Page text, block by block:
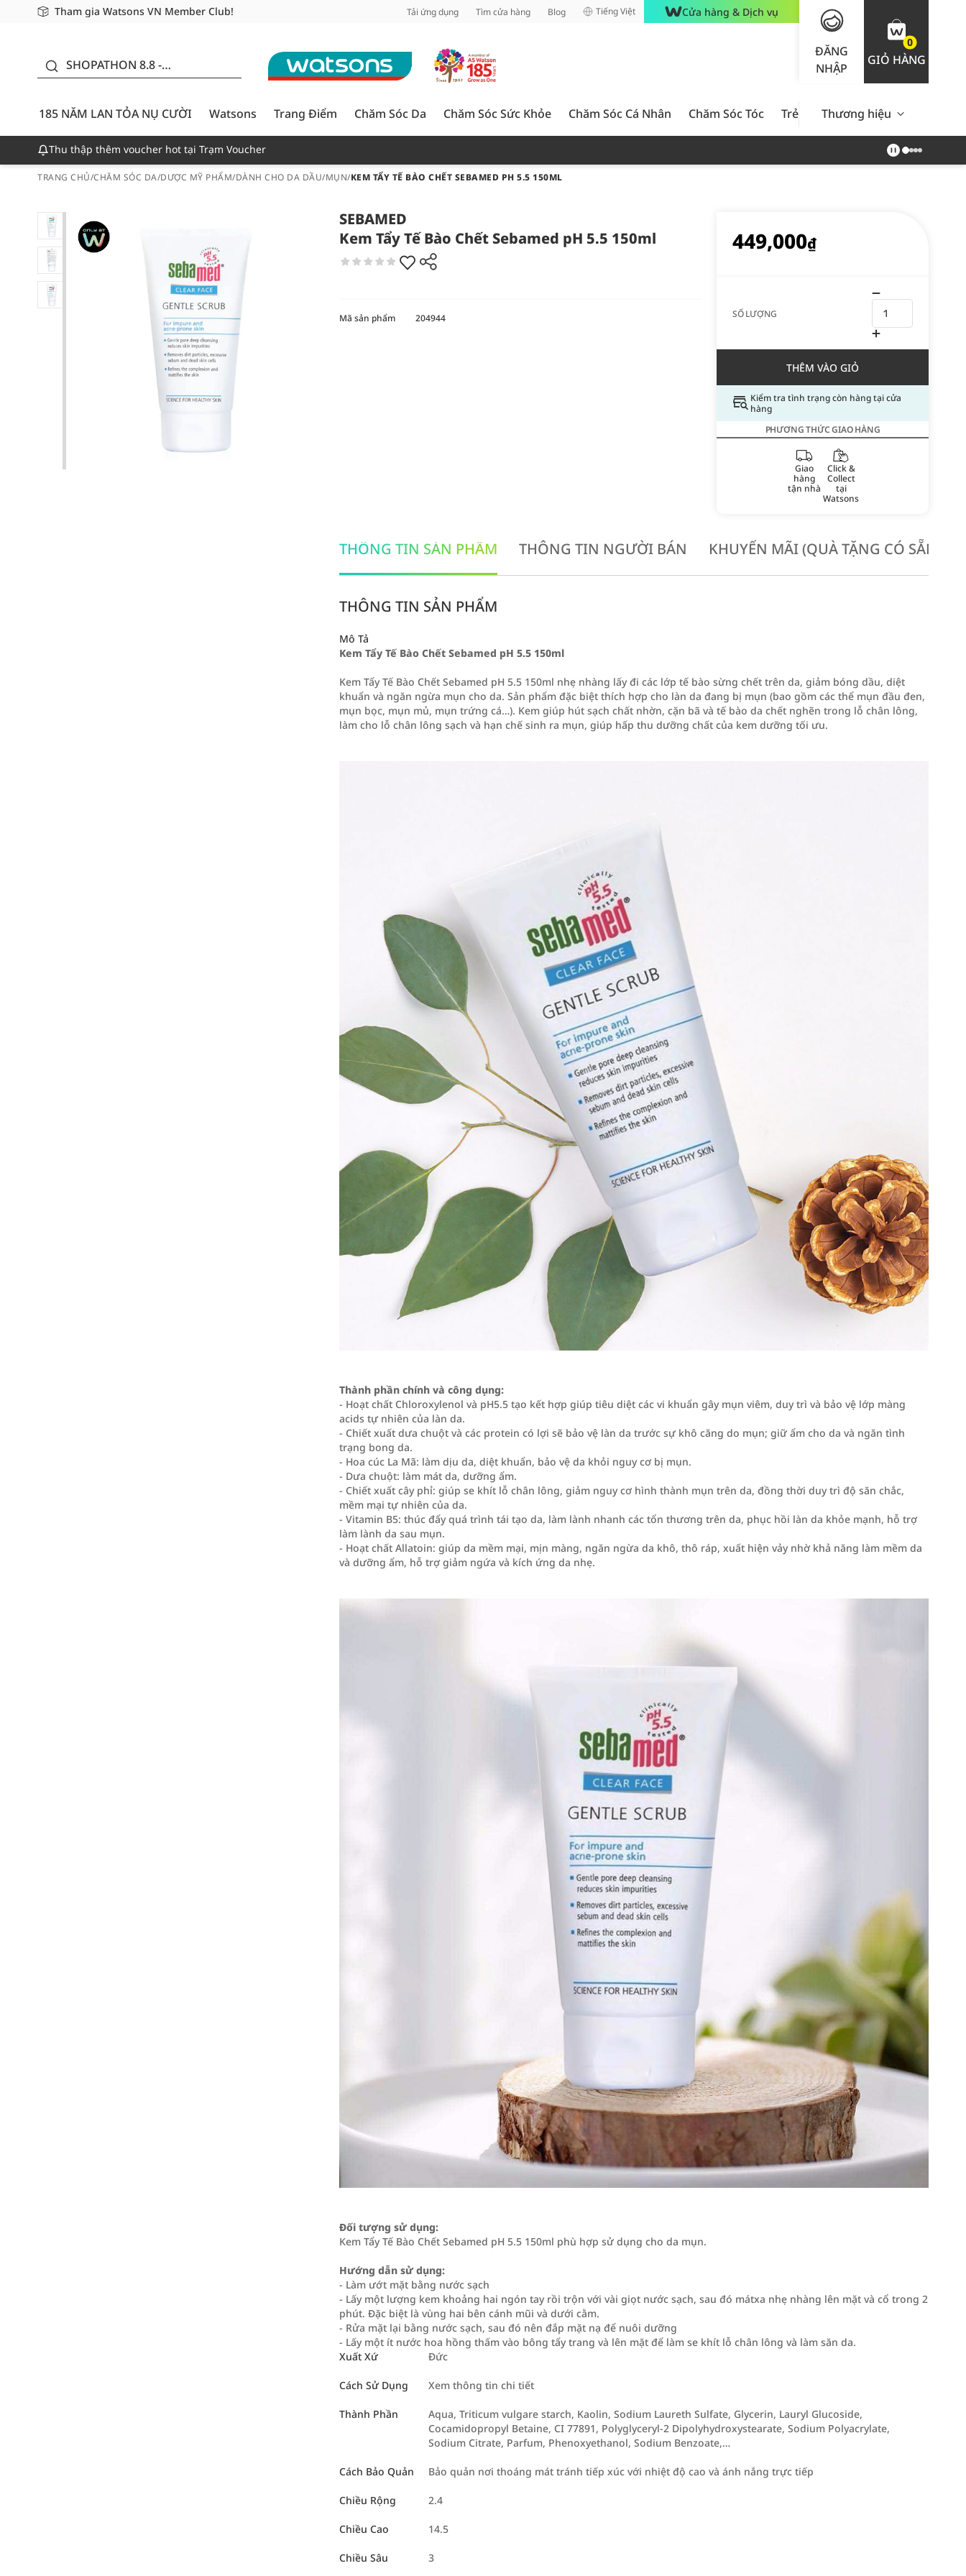
Tham gia Watsons VN Member Club!
Miễn phí giao hàng cho đơn hàng từ 249,000Đ
Giao hàng nhanh 24h - Áp dụng khu vực TP. Hồ Chí Minh Tải ứng dụng Tìm cửa hàng Blog Tiếng Việt Cửa hàng & Dịch vụ
ĐĂNG
NHẬP
0
GIỎ HÀNG
SHOPATHON 8.8 -
CƯỜI - GIẢM ĐẾN
50%
185 NĂM LAN TỎA NỤ CƯỜI
Watsons Trang Điểm Chăm Sóc Da Chăm Sóc Sức Khỏe Chăm Sóc Cá Nhân Chăm Sóc Tóc Trẻ Em Nam Giới Chăm Sóc
Thương hiệu
Thu thập thêm voucher hot tại Trạm Voucher
TRANG CHỦ/CHĂM SÓC DA/DƯỢC MỸ PHẨM/DÀNH CHO DA DẦU/MỤN/KEM TẨY TẾ BÀO CHẾT SEBAMED PH 5.5 150ML
SEBAMED
Kem Tẩy Tế Bào Chết Sebamed pH 5.5 150ml
449,000₫
SỐ LƯỢNG
THÊM VÀO GIỎ
Kiểm tra tình trạng còn hàng tại cửa
hàng
PHƯƠNG THỨC GIAO HÀNG
Giao
hàng
tận nhà
Click &
Collect
tại
Watsons
Mã sản phẩm 204944
THÔNG TIN SẢN PHẨM THÔNG TIN NGƯỜI BÁN KHUYẾN MÃI (QUÀ TẶNG CÓ SẴN
THÔNG TIN SẢN PHẨM
Mô Tả
Kem Tẩy Tế Bào Chết Sebamed pH 5.5 150ml
Kem Tẩy Tế Bào Chết Sebamed pH 5.5 150ml nhẹ nhàng lấy đi các lớp tế bào sừng chết trên da, giảm bóng dầu, diệt
khuẩn và ngăn ngừa mụn cho da. Sản phẩm đặc biệt thích hợp cho làn da đang bị mụn (bao gồm các thể mụn đầu đen,
mụn bọc, mụn mủ, mụn trứng cá…). Kem giúp hút sạch chất nhờn, cặn bã và tế bào da chết nghẽn trong lỗ chân lông,
làm cho lỗ chân lông sạch và hạn chế sinh ra mụn, giúp hấp thu dưỡng chất của kem dưỡng tối ưu.
Thành phần chính và công dụng:
- Hoạt chất Chloroxylenol và pH5.5 tạo kết hợp giúp tiêu diệt các vi khuẩn gây mụn viêm, duy trì và bảo vệ lớp màng
acids tự nhiên của làn da.
- Chiết xuất dưa chuột và các protein có lợi sẽ bảo vệ làn da trước sự khô căng do mụn; giữ ẩm cho da và ngăn tình
trạng bong da.
- Hoa cúc La Mã: làm dịu da, diệt khuẩn, bảo vệ da khỏi nguy cơ bị mụn.
- Dưa chuột: làm mát da, dưỡng ẩm.
- Chiết xuất cây phỉ: giúp se khít lỗ chân lông, giảm nguy cơ hình thành mụn trên da, đồng thời duy trì độ săn chắc,
mềm mại tự nhiên của da.
- Vitamin B5: thúc đẩy quá trình tái tạo da, làm lành nhanh các tổn thương trên da, phục hồi làn da khỏe mạnh, hỗ trợ
làm lành da sau mụn.
- Hoạt chất Allatoin: giúp da mềm mại, mịn màng, ngăn ngừa da khô, thô ráp, xuất hiện vảy nhờ khả năng làm mềm da
và dưỡng ẩm, hỗ trợ giảm ngứa và kích ứng da nhẹ.
Đối tượng sử dụng:
Kem Tẩy Tế Bào Chết Sebamed pH 5.5 150ml phù hợp sử dụng cho da mụn.
Hướng dẫn sử dụng:
- Làm ướt mặt bằng nước sạch
- Lấy một lượng kem khoảng hai ngón tay rồi trộn với vài giọt nước sạch, sau đó mátxa nhẹ nhàng lên mặt và cổ trong 2
phút. Đặc biệt là vùng hai bên cánh mũi và dưới cằm.
- Rửa mặt lại bằng nước sạch, sau đó nên đắp mặt nạ để nuôi dưỡng
- Lấy một ít nước hoa hồng thấm vào bông tẩy trang và lên mặt để làm se khít lỗ chân lông và làm săn da.
Xuất Xứ
Đức
Cách Sử Dụng Xem thông tin chi tiết
Thành Phần
Aqua, Triticum vulgare starch, Kaolin, Sodium Laureth Sulfate, Glycerin, Lauryl Glucoside,
Cocamidopropyl Betaine, CI 77891, Polyglyceryl-2 Dipolyhydroxystearate, Sodium Polyacrylate,
Sodium Citrate, Parfum, Phenoxyethanol, Sodium Benzoate,…
Cách Bảo Quản Bảo quản nơi thoáng mát tránh tiếp xúc với nhiệt độ cao và ánh nắng trực tiếp
Chiều Rộng 2.4
Chiều Cao 14.5
Chiều Sâu 3